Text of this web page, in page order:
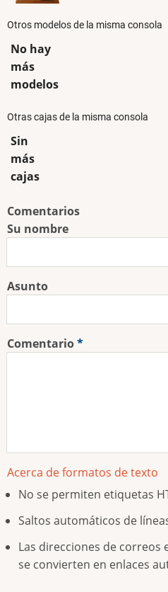
Otros modelos de la misma consola
No hay
más
modelos
Otras cajas de la misma consola
Sin
más
cajas
Comentarios
Su nombre
Asunto
Comentario
Acerca de formatos de texto
No se permiten etiquetas
Saltos automáticos de
Las direcciones de correos
se convierten en enlaces